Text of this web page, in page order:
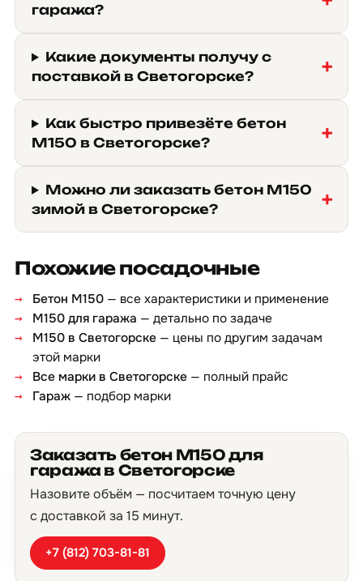
гаража?
Какие документы получу с
поставкой в Светогорске?
Как быстро привезёте бетон
М150 в Светогорске?
Можно ли заказать бетон М150
зимой в Светогорске?
Похожие посадочные
Бетон М150 — все характеристики и применение
М150 для гаража — детально по задаче
М150 в Светогорске — цены по другим задачам
этой марки
Все марки в Светогорске — полный прайс
Гараж — подбор марки
Заказать бетон М150 для
гаража в Светогорске
Назовите объём — посчитаем точную цену
с доставкой за 15 минут.
+7 (812) 703-81-81